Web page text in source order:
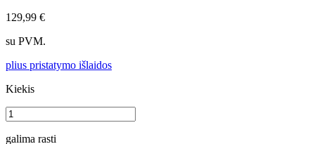
129,99 €
su PVM.
plius pristatymo išlaidos
Kiekis
galima rasti